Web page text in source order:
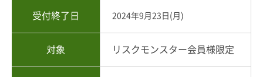
受付終了日 2024年9月23日(月)
対象 リスクモンスター会員様限定